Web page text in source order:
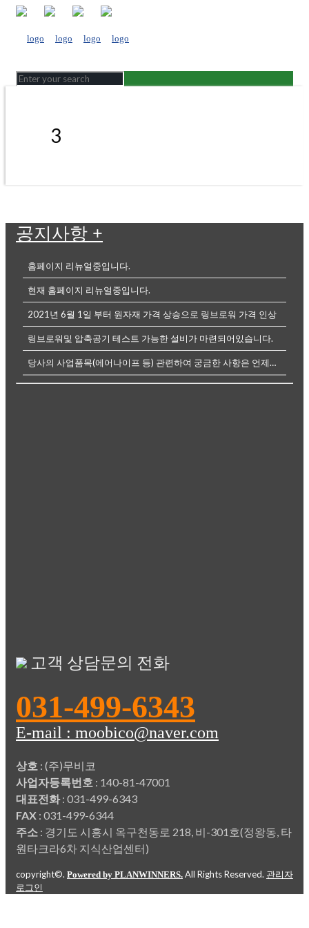
3
공지사항 +
홈페이지 리뉴얼중입니다.
현재 홈페이지 리뉴얼중입니다.
2021년 6월 1일 부터 원자재 가격 상승으로 링브로워 가격 인상
링브로워및 압축공기 테스트 가능한 설비가 마련되어있습니다.
당사의 사업품목(에어나이프 등) 관련하여 궁금한 사항은 언제든전화나, 메...
고객 상담문의 전화
031-499-6343
E-mail : moobico@naver.com
상호 : (주)무비코
사업자등록번호 : 140-81-47001
대표전화: 031-499-6343
FAX : 031-499-6344
주소 : 경기도 시흥시 옥구천동로 218, 비-301호(정왕동, 타
원타크라6차 지식산업센터)
copyright©. Powered by PLANWINNERS. All Rights Reserved. 관리자
로그인